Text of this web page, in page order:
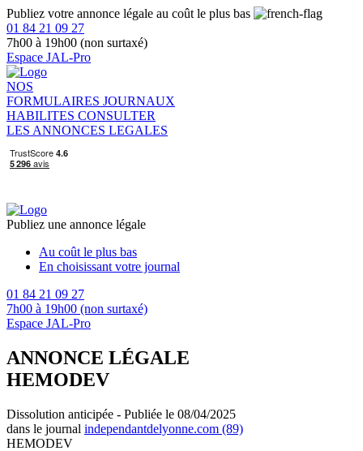
Publiez votre annonce légale au coût le plus bas
01 84 21 09 27
7h00 à 19h00 (non surtaxé)
Espace JAL-Pro
NOS
FORMULAIRES JOURNAUX
HABILITES CONSULTER
LES ANNONCES LEGALES
Publiez une annonce légale
Au coût le plus bas
En choisissant votre journal
01 84 21 09 27
7h00 à 19h00 (non surtaxé)
Espace JAL-Pro
ANNONCE LÉGALE
HEMODEV
Dissolution anticipée - Publiée le 08/04/2025
dans le journal independantdelyonne.com (89)
HEMODEV